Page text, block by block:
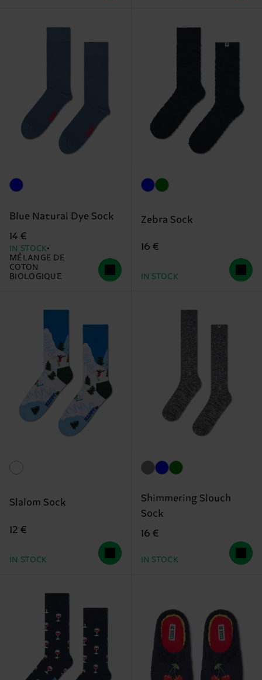
Blue Natural Dye Sock
14 €
IN STOCK
MÉLANGE DE
COTON
BIOLOGIQUE
Zebra Sock
16 €
IN STOCK
Slalom Sock
12 €
IN STOCK
Shimmering Slouch
Sock
16 €
IN STOCK